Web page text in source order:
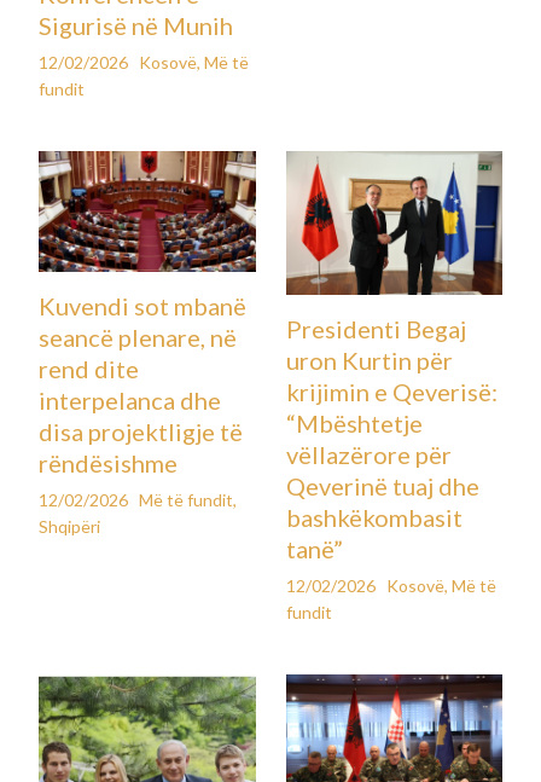
Sigurisë në Munih
12/02/2026 Kosovë,Më të
fundit
Kuvendi sot mbanë
seancë plenare, në
rend dite
interpelanca dhe
disa projektligje të
rëndësishme
12/02/2026 Më të fundit,
Shqipëri
Presidenti Begaj
uron Kurtin për
krijimin e Qeverisë:
“Mbështetje
vëllazërore për
Qeverinë tuaj dhe
bashkëkombasit
tanë”
12/02/2026 Kosovë, Më të
fundit